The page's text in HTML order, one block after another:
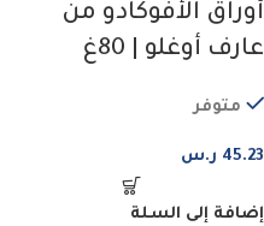
أوراق الأفوكادو من
عارف أوغلو | 80غ
متوفر
45.23 ر.س
إضافة إلى السلة